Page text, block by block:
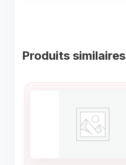
Produits similaires